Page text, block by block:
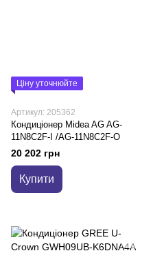
Ціну уточнюйте
Артикул: 205362
Кондиціонер Midea AG AG-
11N8C2F-I /AG-11N8C2F-O
20 202 грн
Купити